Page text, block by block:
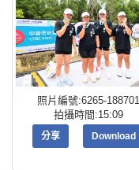
照片編號:6265-188701
拍攝時間:15:09
分享 Download